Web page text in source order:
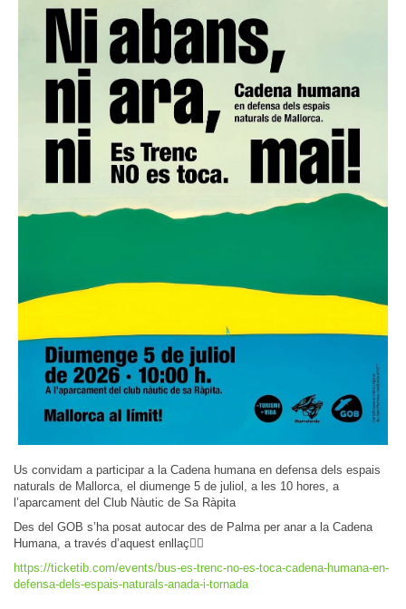
Us convidam a participar a la Cadena humana en defensa dels espais
naturals de Mallorca, el diumenge 5 de juliol, a les 10 hores, a
l’aparcament del Club Nàutic de Sa Ràpita
Des del GOB s’ha posat autocar des de Palma per anar a la Cadena
Humana, a través d’aquest enllaç 👇🏼
https://ticketib.com/events/bus-es-trenc-no-es-toca-cadena-humana-en-
defensa-dels-espais-naturals-anada-i-tornada